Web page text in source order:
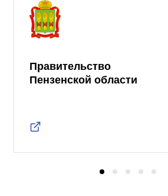
Правительство
Пензенской области